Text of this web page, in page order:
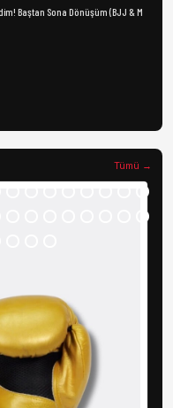
Baştan Sona Dönüşüm (BJJ & M
Tümü →